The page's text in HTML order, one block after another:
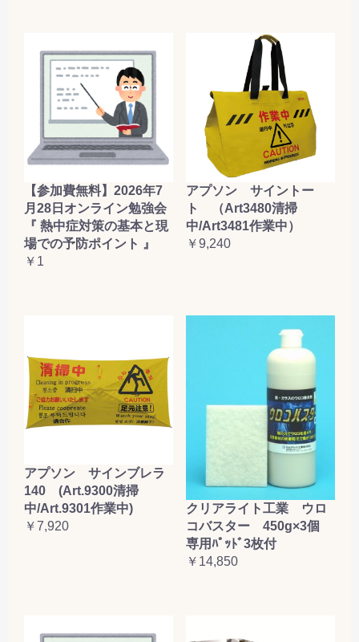
【参加費無料】2026年7
月28日オンライン勉強会
『 熱中症対策の基本と現
場での予防ポイント 』
￥1
アプソン サイントー
ト （Art3480清掃
中/Art3481作業中）
￥9,240
アプソン サインブレラ
140 (Art.9300清掃
中/Art.9301作業中)
￥7,920
クリアライト工業 ウロ
コバスター 450g×3個
専用ﾊﾟｯﾄﾞ3枚付
￥14,850